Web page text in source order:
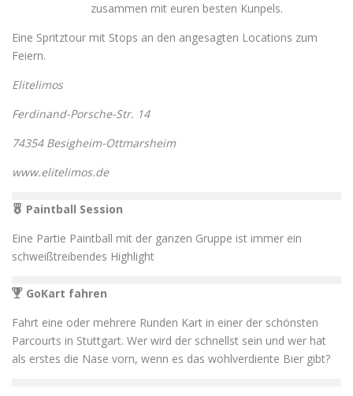
zusammen mit euren besten Kunpels.
Eine Spritztour mit Stops an den angesagten Locations zum
Feiern.
Elitelimos
Ferdinand-Porsche-Str. 14
74354 Besigheim-Ottmarsheim
www.elitelimos.de
Paintball Session
Eine Partie Paintball mit der ganzen Gruppe ist immer ein
schweißtreibendes Highlight
GoKart fahren
Fahrt eine oder mehrere Runden Kart in einer der schönsten
Parcourts in Stuttgart. Wer wird der schnellst sein und wer hat
als erstes die Nase vorn, wenn es das wohlverdiente Bier gibt?